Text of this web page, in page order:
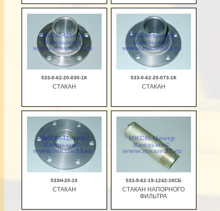
В корзину В корзину
В корзину
533-0-62-20-030-1К
СТАКАН
В корзину
533-0-62-20-073-1К
СТАКАН
533Н-20-10
СТАКАН
533-9-62-19-1242-1КСБ
СТАКАН НАПОРНОГО
ФИЛЬТРА